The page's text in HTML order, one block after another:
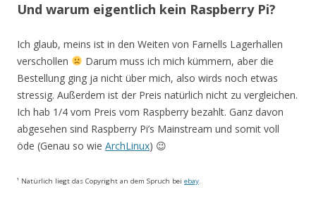
Und warum eigentlich kein Raspberry Pi?
Ich glaub, meins ist in den Weiten von Farnells Lagerhallen
verschollen
Darum muss ich mich kümmern, aber die
Bestellung ging ja nicht über mich, also wirds noch etwas
stressig. Außerdem ist der Preis natürlich nicht zu vergleichen.
Ich hab 1/4 vom Preis vom Raspberry bezahlt. Ganz davon
abgesehen sind Raspberry Pi’s Mainstream und somit voll
öde (Genau so wie ArchLinux) 😉
¹ Natürlich liegt das Copyright an dem Spruch bei ebay.